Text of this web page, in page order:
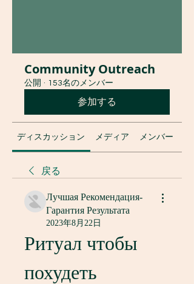
Community Outreach
公開 · 153名のメンバー
参加する
ディスカッション メディア メンバー
戻る
Лучшая Рекомендация-
Гарантия Результата
2023年8月22日
Ритуал чтобы
похудеть